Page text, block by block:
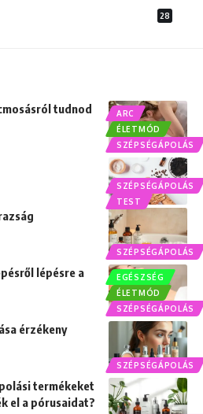
28
ARC
ÉLETMÓD
SZÉPSÉGÁPOLÁS
tudnod
SZÉPSÉGÁPOLÁS
TEST
SZÉPSÉGÁPOLÁS
EGÉSZSÉG
ÉLETMÓD
SZÉPSÉGÁPOLÁS
lépésre a
SZÉPSÉGÁPOLÁS
érzékeny
termékeket
el a pórusaidat?